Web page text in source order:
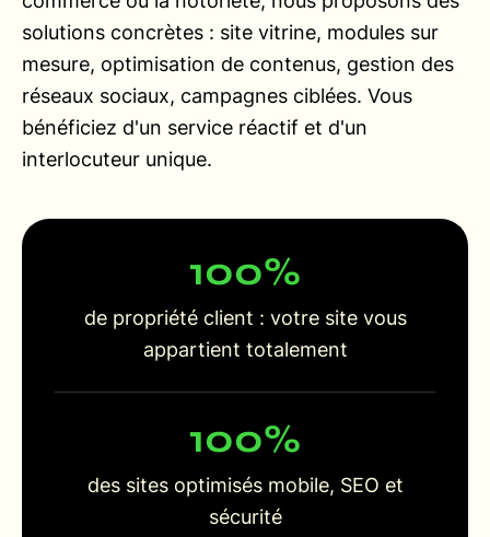
solutions concrètes : site vitrine, modules sur
mesure, optimisation de contenus, gestion des
réseaux sociaux, campagnes ciblées. Vous
bénéficiez d'un service réactif et d'un
interlocuteur unique.
100%
de propriété client : votre site vous
appartient totalement
100%
des sites optimisés mobile, SEO et
sécurité